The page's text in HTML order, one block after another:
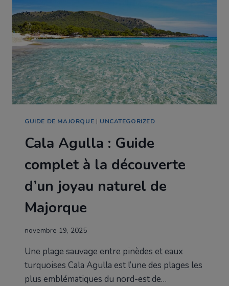
GUIDE DE MAJORQUE | UNCATEGORIZED
Cala Agulla : Guide
complet à la découverte
d’un joyau naturel de
Majorque
novembre 19, 2025
Une plage sauvage entre pinèdes et eaux
turquoises Cala Agulla est l’une des plages les
plus emblématiques du nord-est de…